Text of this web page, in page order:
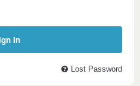
Lost Password